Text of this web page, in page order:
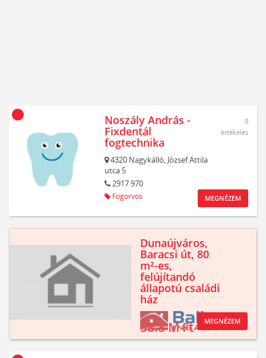
Noszály András -
Fixdentál
fogtechnika
4320 Nagykálló, József Attila
utca 5
2917 970
Fogorvos
0
értékelés
MEGNÉZEM
Dunaújváros,
Baracsi út, 80
m²-es,
felújítandó
állapotú családi
ház
38.8 M Ft MEGNÉZEM